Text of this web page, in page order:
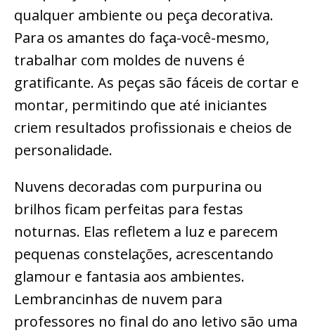
qualquer ambiente ou peça decorativa.
Para os amantes do faça-você-mesmo,
trabalhar com moldes de nuvens é
gratificante. As peças são fáceis de cortar e
montar, permitindo que até iniciantes
criem resultados profissionais e cheios de
personalidade.
Nuvens decoradas com purpurina ou
brilhos ficam perfeitas para festas
noturnas. Elas refletem a luz e parecem
pequenas constelações, acrescentando
glamour e fantasia aos ambientes.
Lembrancinhas de nuvem para
professores no final do ano letivo são uma